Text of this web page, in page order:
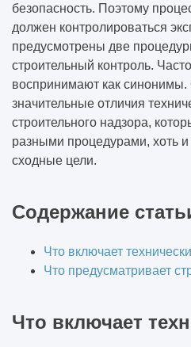
безопасность. Поэтому
должен контролироваться
предусмотрены две
строительный контроль.
воспринимают как
значительные отличия
строительного надзора,
разными процедурами, хоть
сходные цели.
Содержание
Что включает
Что предусматривает
Что включает